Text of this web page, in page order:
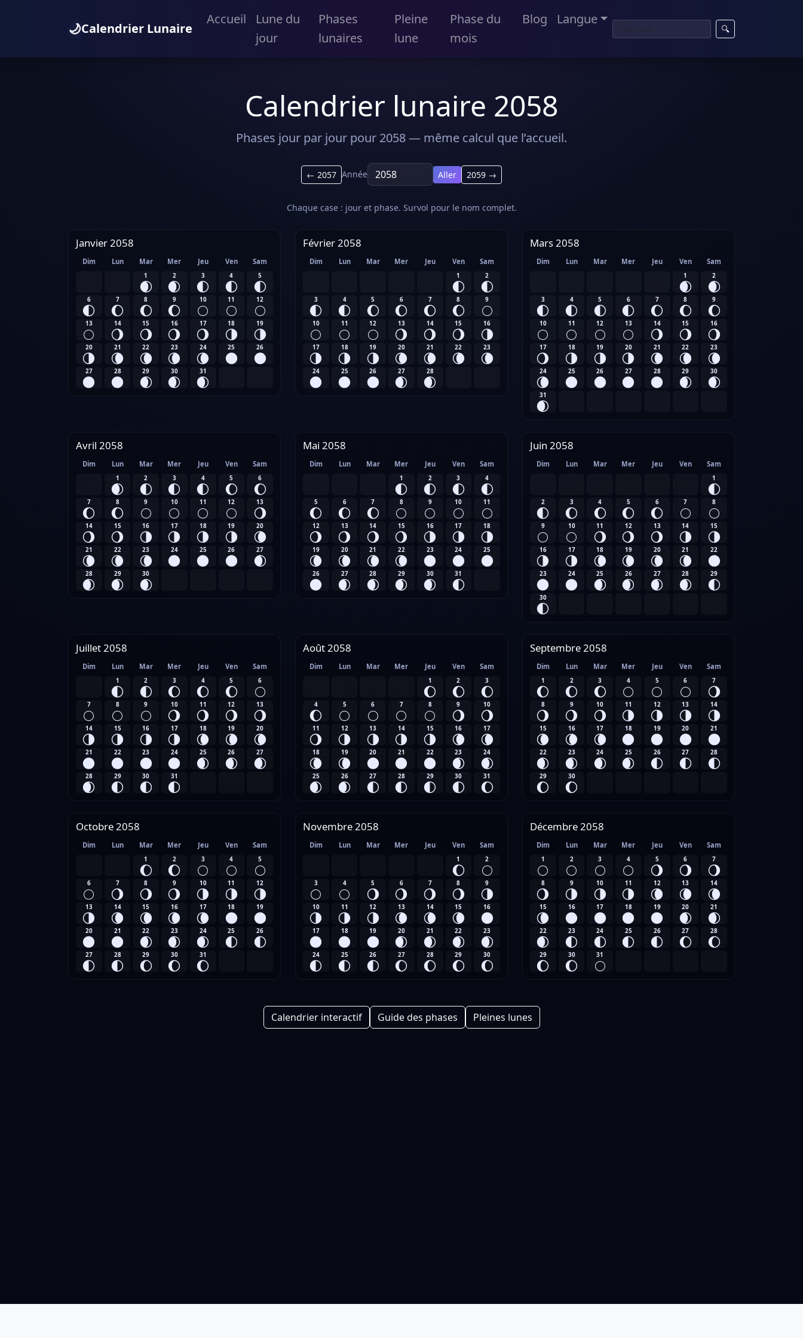
🌙Calendrier Lunaire
Accueil
Lune du
jour
Phases
lunaires
Pleine
lune
Phase du
mois
Blog Langue
🔍
Calendrier lunaire 2058
Phases jour par jour pour 2058 — même calcul que l’accueil.
← 2057 Année Aller 2059 →
Chaque case : jour et phase. Survol pour le nom complet.
Janvier 2058
Dim Lun Mar Mer Jeu Ven Sam
1
🌒
2
🌒
3
🌓
4
🌓
5
🌓
6
🌓
7
🌔
8
🌔
9
🌔
10
🌕
11
🌕
12
🌕
13
🌕
14
🌖
15
🌖
16
🌖
17
🌖
18
🌗
19
🌗
20
🌗
21
🌘
22
🌘
23
🌘
24
🌘
25
🌑
26
🌑
27
🌑
28
🌑
29
🌒
30
🌒
31
🌒
Février 2058
Dim Lun Mar Mer Jeu Ven Sam
1
🌓
2
🌓
3
🌓
4
🌓
5
🌔
6
🌔
7
🌔
8
🌔
9
🌕
10
🌕
11
🌕
12
🌕
13
🌖
14
🌖
15
🌖
16
🌗
17
🌗
18
🌗
19
🌗
20
🌘
21
🌘
22
🌘
23
🌘
24
🌑
25
🌑
26
🌑
27
🌒
28
🌒
Mars 2058
Dim Lun Mar Mer Jeu Ven Sam
1
🌒
2
🌒
3
🌓
4
🌓
5
🌓
6
🌓
7
🌔
8
🌔
9
🌔
10
🌕
11
🌕
12
🌕
13
🌕
14
🌖
15
🌖
16
🌖
17
🌖
18
🌗
19
🌗
20
🌗
21
🌘
22
🌘
23
🌘
24
🌘
25
🌑
26
🌑
27
🌑
28
🌑
29
🌒
30
🌒
31
🌒
Avril 2058
Dim Lun Mar Mer Jeu Ven Sam
1
🌒
2
🌓
3
🌓
4
🌓
5
🌔
6
🌔
7
🌔
8
🌔
9
🌕
10
🌕
11
🌕
12
🌕
13
🌖
14
🌖
15
🌖
16
🌗
17
🌗
18
🌗
19
🌗
20
🌘
21
🌘
22
🌘
23
🌘
24
🌑
25
🌑
26
🌑
27
🌒
28
🌒
29
🌒
30
🌒
Mai 2058
Dim Lun Mar Mer Jeu Ven Sam
1
🌓
2
🌓
3
🌓
4
🌓
5
🌔
6
🌔
7
🌔
8
🌕
9
🌕
10
🌕
11
🌕
12
🌖
13
🌖
14
🌖
15
🌖
16
🌗
17
🌗
18
🌗
19
🌘
20
🌘
21
🌘
22
🌘
23
🌑
24
🌑
25
🌑
26
🌑
27
🌒
28
🌒
29
🌒
30
🌒
31
🌓
Juin 2058
Dim Lun Mar Mer Jeu Ven Sam
1
🌓
2
🌓
3
🌔
4
🌔
5
🌔
6
🌔
7
🌕
8
🌕
9
🌕
10
🌕
11
🌖
12
🌖
13
🌖
14
🌗
15
🌗
16
🌗
17
🌗
18
🌘
19
🌘
20
🌘
21
🌘
22
🌑
23
🌑
24
🌑
25
🌒
26
🌒
27
🌒
28
🌒
29
🌓
30
🌓
Juillet 2058
Dim Lun Mar Mer Jeu Ven Sam
1
🌓
2
🌓
3
🌔
4
🌔
5
🌔
6
🌕
7
🌕
8
🌕
9
🌕
10
🌖
11
🌖
12
🌖
13
🌖
14
🌗
15
🌗
16
🌗
17
🌗
18
🌘
19
🌘
20
🌘
21
🌑
22
🌑
23
🌑
24
🌑
25
🌒
26
🌒
27
🌒
28
🌒
29
🌓
30
🌓
31
🌓
Août 2058
Dim Lun Mar Mer Jeu Ven Sam
1
🌔
2
🌔
3
🌔
4
🌔
5
🌕
6
🌕
7
🌕
8
🌕
9
🌖
10
🌖
11
🌖
12
🌗
13
🌗
14
🌗
15
🌗
16
🌘
17
🌘
18
🌘
19
🌘
20
🌑
21
🌑
22
🌑
23
🌒
24
🌒
25
🌒
26
🌒
27
🌓
28
🌓
29
🌓
30
🌓
31
🌔
Septembre 2058
Dim Lun Mar Mer Jeu Ven Sam
1
🌔
2
🌔
3
🌔
4
🌕
5
🌕
6
🌕
7
🌖
8
🌖
9
🌖
10
🌖
11
🌗
12
🌗
13
🌗
14
🌗
15
🌘
16
🌘
17
🌘
18
🌑
19
🌑
20
🌑
21
🌑
22
🌒
23
🌒
24
🌒
25
🌒
26
🌓
27
🌓
28
🌓
29
🌔
30
🌔
Octobre 2058
Dim Lun Mar Mer Jeu Ven Sam
1
🌔
2
🌔
3
🌕
4
🌕
5
🌕
6
🌕
7
🌖
8
🌖
9
🌖
10
🌗
11
🌗
12
🌗
13
🌗
14
🌘
15
🌘
16
🌘
17
🌘
18
🌑
19
🌑
20
🌑
21
🌑
22
🌒
23
🌒
24
🌒
25
🌓
26
🌓
27
🌓
28
🌓
29
🌔
30
🌔
31
🌔
Novembre 2058
Dim Lun Mar Mer Jeu Ven Sam
1
🌔
2
🌕
3
🌕
4
🌕
5
🌖
6
🌖
7
🌖
8
🌖
9
🌗
10
🌗
11
🌗
12
🌗
13
🌘
14
🌘
15
🌘
16
🌑
17
🌑
18
🌑
19
🌑
20
🌒
21
🌒
22
🌒
23
🌒
24
🌓
25
🌓
26
🌓
27
🌔
28
🌔
29
🌔
30
🌔
Décembre 2058
Dim Lun Mar Mer Jeu Ven Sam
1
🌕
2
🌕
3
🌕
4
🌕
5
🌖
6
🌖
7
🌖
8
🌖
9
🌗
10
🌗
11
🌗
12
🌘
13
🌘
14
🌘
15
🌘
16
🌑
17
🌑
18
🌑
19
🌑
20
🌒
21
🌒
22
🌒
23
🌓
24
🌓
25
🌓
26
🌓
27
🌔
28
🌔
29
🌔
30
🌔
31
🌕
Calendrier interactif Guide des phases Pleines lunes